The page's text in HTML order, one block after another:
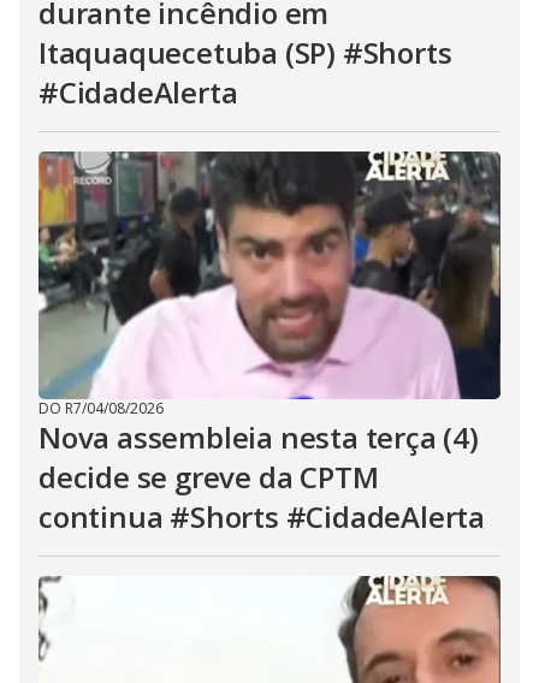
durante incêndio em
Itaquaquecetuba (SP) #Shorts
#CidadeAlerta
DO R7/04/08/2026
Nova assembleia nesta terça (4)
decide se greve da CPTM
continua #Shorts #CidadeAlerta